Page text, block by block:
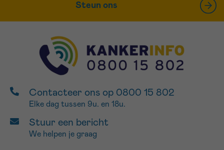
Steun ons
Contacteer ons op 0800 15 802
Elke dag tussen 9u. en 18u.
Stuur een bericht
We helpen je graag